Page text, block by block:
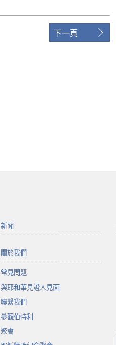
下一頁
新聞
關於我們
常見問題
與耶和華見證人見面
聯繫我們
參觀伯特利
聚會